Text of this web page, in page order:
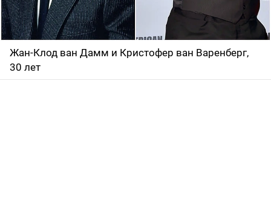
Жан-Клод ван Дамм и Кристофер ван Варенберг,
30 лет